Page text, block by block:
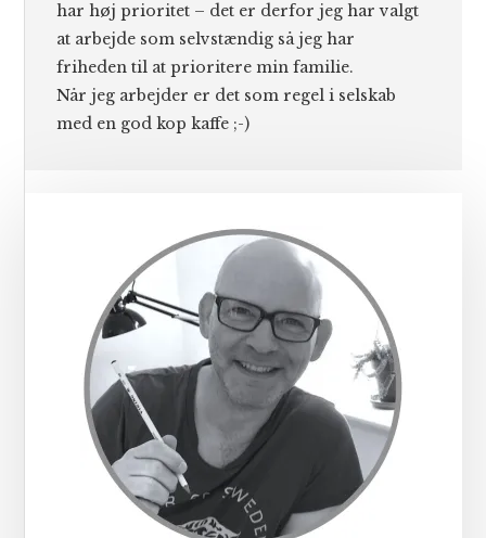
har høj prioritet – det er derfor jeg har valgt
at arbejde som selvstændig så jeg har
friheden til at prioritere min familie.
Når jeg arbejder er det som regel i selskab
med en god kop kaffe ;-)